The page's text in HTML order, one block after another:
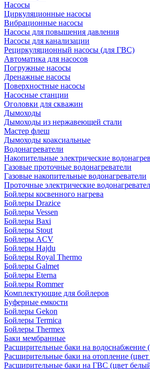
Насосы
Циркуляционные насосы
Вибрационные насосы
Насосы для повышения давления
Насосы для канализации
Рециркуляционный насосы (для ГВС)
Автоматика для насосов
Погружные насосы
Дренажные насосы
Поверхностные насосы
Насосные станции
Оголовки для скважин
Дымоходы
Дымоходы из нержавеющей стали
Мастер флеш
Дымоходы коаксиальные
Водонагреватели
Накопительные электрические
Газовые проточные водонагреватели
Газовые накопительные водонагреватели
Проточные электрические
Бойлеры косвенного нагрева
Бойлеры Drazice
Бойлеры Vessen
Бойлеры Baxi
Бойлеры Stout
Бойлеры ACV
Бойлеры Hajdu
Бойлеры Royal Thermo
Бойлеры Galmet
Бойлеры Eterna
Бойлеры Rommer
Комплектующие для бойлеров
Буферные емкости
Бойлеры Gekon
Бойлеры Termica
Бойлеры Thermex
Баки мембранные
Расширительные баки на водоснабжение
Расширительные баки на отопление
Расширительные баки на ГВС (цвет